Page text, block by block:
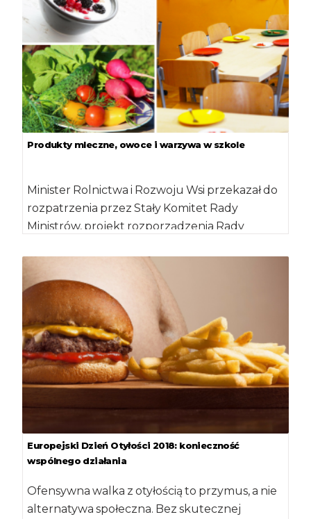
Produkty mleczne, owoce i warzywa w szkole
Minister Rolnictwa i Rozwoju Wsi przekazał do
rozpatrzenia przez Stały Komitet Rady
Ministrów, projekt rozporządzenia Rady
Europejski Dzień Otyłości 2018: konieczność
wspólnego działania
Ofensywna walka z otyłością to przymus, a nie
alternatywa społeczna. Bez skutecznej